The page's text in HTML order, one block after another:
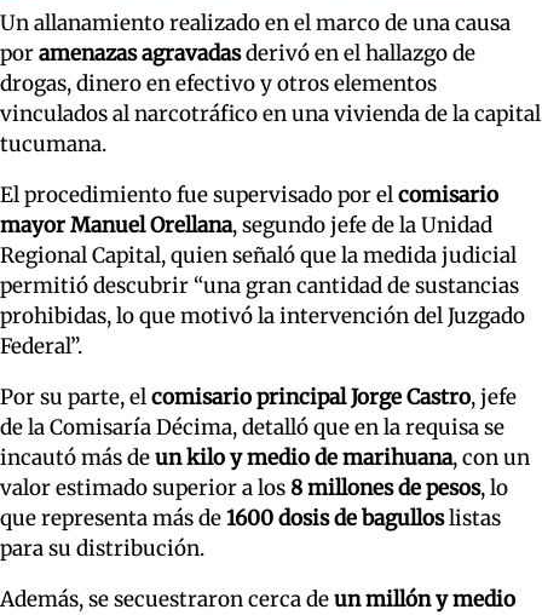
Un allanamiento realizado en el marco de una causa
poramenazas agravadasderivó en el hallazgo de
drogas, dinero en efectivo y otros elementos
vinculados al narcotráfico en una vivienda de la capital
tucumana.
El procedimiento fue supervisado por elcomisario
mayor Manuel Orellana, segundo jefe de la Unidad
Regional Capital, quien señaló que la medida judicial
permitió descubrir “una gran cantidad de sustancias
prohibidas, lo que motivó la intervención del Juzgado
Federal”.
Por su parte, elcomisario principal Jorge Castro, jefe
de la Comisaría Décima, detalló que en la requisa se
incautó más deun kilo y medio de marihuana, con un
valor estimado superior a los8 millones de pesos, lo
que representa más de1600 dosis de bagulloslistas
para su distribución.
Además, se secuestraron cerca deun millón y medio